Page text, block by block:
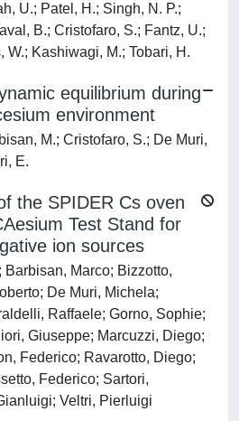
U.; Patel, H.; Singh, N. P.;
B.; Cristofaro, S.; Fantz, U.;
W.; Kashiwagi, M.; Tobari, H.
equilibrium during
environment
M.; Cristofaro, S.; De Muri,
E.
the SPIDER Cs oven
Test Stand for
ion sources
Marco; Bizzotto,
De Muri, Michela;
Raffaele; Gorno, Sophie;
Giuseppe; Marcuzzi, Diego;
Federico; Ravarotto, Diego;
Federico; Sartori,
Veltri, Pierluigi